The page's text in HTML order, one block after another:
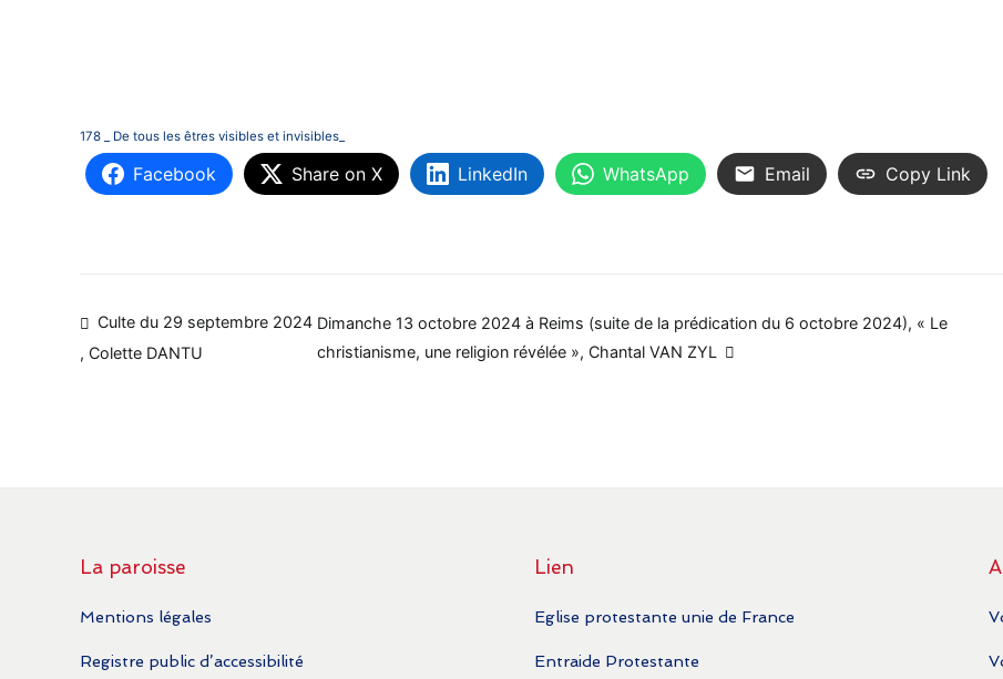
178 _ De tous les êtres visibles et invisibles_
Facebook Share on X LinkedIn WhatsApp Email Copy Link
Navigation
de
Culte du 29 septembre 2024
, Colette DANTU
Dimanche 13 octobre 2024 à Reims (suite de la prédication du 6 octobre 2024), « Le
christianisme, une religion révélée », Chantal VAN ZYL
La paroisse
Mentions légales
Registre public d’accessibilité
Lien
Eglise protestante unie de France
Entraide Protestante